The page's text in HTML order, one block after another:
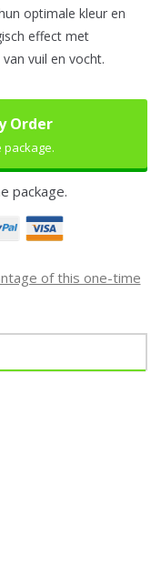
optimale kleur en
effect met
vuil en vocht.
Order
package.
package.
of this one-time